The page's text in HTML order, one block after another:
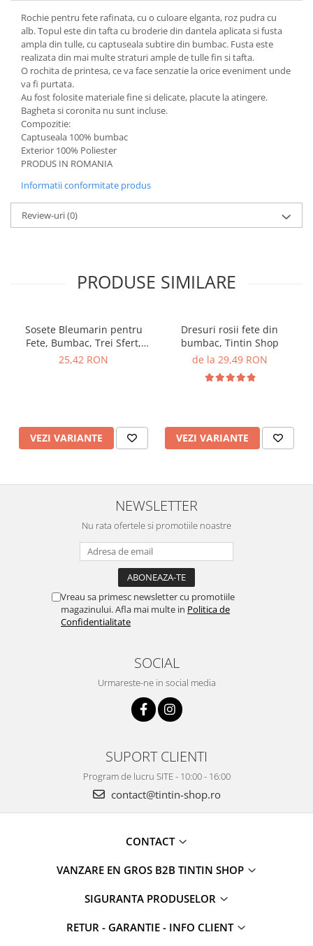
Rochie pentru fete rafinata, cu o culoare elganta, roz pudra cu
alb. Topul este din tafta cu broderie din dantela aplicata si fusta
ampla din tulle, cu captuseala subtire din bumbac. Fusta este
realizata din mai multe straturi ample de tulle fin si tafta.
O rochita de printesa, ce va face senzatie la orice eveniment unde
va fi purtata.
Au fost folosite materiale fine si delicate, placute la atingere.
Bagheta si coronita nu sunt incluse.
Compozitie:
Captuseala 100% bumbac
Exterior 100% Poliester
PRODUS IN ROMANIA
Informatii conformitate produs
Review-uri(0)
PRODUSE SIMILARE
Sosete Bleumarin pentru
Fete, Bumbac, Trei Sfert,
Fundița, TinTin Shop
25,42 RON
VEZI VARIANTE
Dresuri rosii fete din
bumbac, Tintin Shop
de la 29,49 RON
VEZI VARIANTE
NEWSLETTER
Nu rata ofertele si promotiile noastre
Vreau sa primesc newsletter cu promotiile
magazinului. Afla mai multe in Politica de
Confidentialitate
SOCIAL
Urmareste-ne in social media
SUPORT CLIENTI
Program de lucru SITE - 10:00 - 16:00
contact@tintin-shop.ro
CONTACT
VANZARE EN GROS B2B TINTIN SHOP
SIGURANTA PRODUSELOR
RETUR - GARANTIE - INFO CLIENT